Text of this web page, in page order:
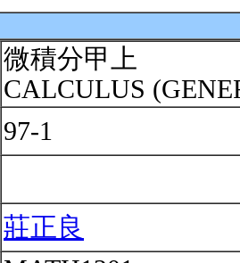
微積分甲上
CALCULUS
97-1
莊正良